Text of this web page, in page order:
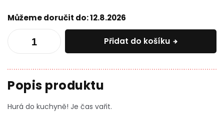
Můžeme doručit do:12.8.2026
Přidat do košíku
Hurá do kuchyně! Je čas vařit.